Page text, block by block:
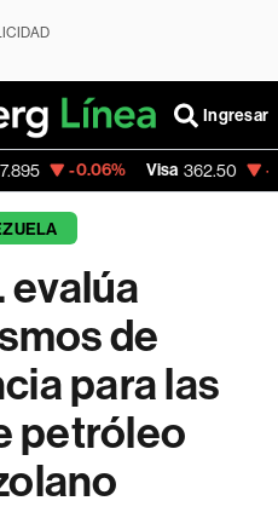
Ingresar
Visa 362.50 -2.15%
evalúa
de
para las
petróleo